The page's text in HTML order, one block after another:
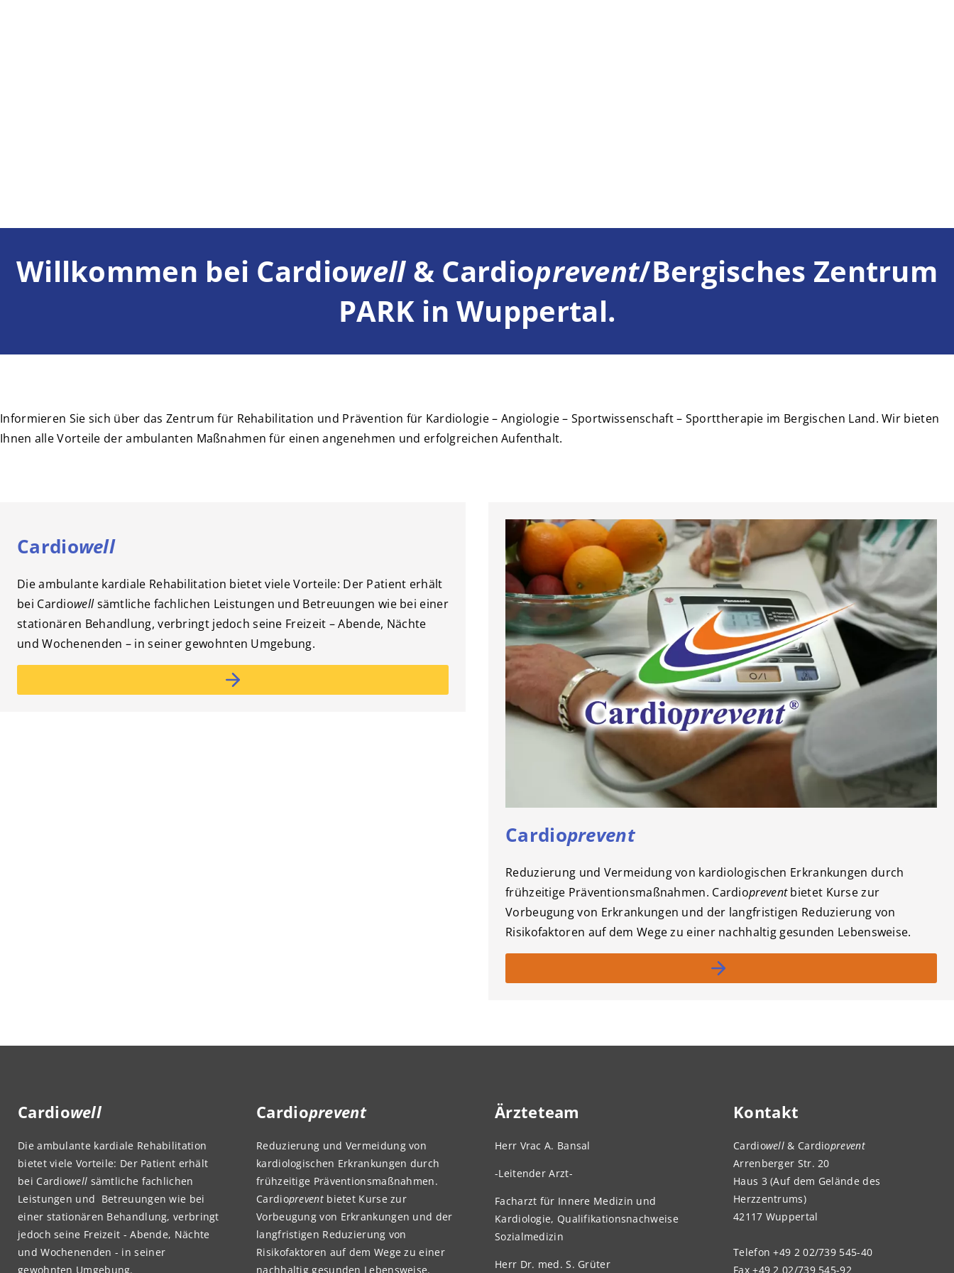
Willkommen bei Cardiowell& Cardioprevent/Bergisches Zentrum
PARK in Wuppertal.
Informieren Sie sich über das Zentrum für Rehabilitation und Prävention für Kardiologie – Angiologie – Sportwissenschaft – Sporttherapie im Bergischen Land. Wir bieten
Ihnen alle Vorteile der ambulanten Maßnahmen für einen angenehmen und erfolgreichen Aufenthalt.
Cardiowell
Die ambulante kardiale Rehabilitation bietet viele Vorteile: Der Patient erhält
bei Cardiowellsämtliche fachlichen Leistungen und Betreuungen wie bei einer
stationären Behandlung, verbringt jedoch seine Freizeit – Abende, Nächte
und Wochenenden – in seiner gewohnten Umgebung.
Cardioprevent
Reduzierung und Vermeidung von kardiologischen Erkrankungen durch
frühzeitige Präventionsmaßnahmen. Cardiopreventbietet Kurse zur
Vorbeugung von Erkrankungen und der langfristigen Reduzierung von
Risikofaktoren auf dem Wege zu einer nachhaltig gesunden Lebensweise.
Cardiowell
Die ambulante kardiale Rehabilitation
bietet viele Vorteile: Der Patient erhält
bei Cardiowell sämtliche fachlichen
Leistungen und Betreuungen wie bei
einer stationären Behandlung, verbringt
jedoch seine Freizeit - Abende, Nächte
und Wochenenden - in seiner
gewohnten Umgebung.
Cardioprevent
Reduzierung und Vermeidung von
kardiologischen Erkrankungen durch
frühzeitige Präventionsmaßnahmen.
Cardiopreventbietet Kurse zur
Vorbeugung von Erkrankungen und der
langfristigen Reduzierung von
Risikofaktoren auf dem Wege zu einer
nachhaltig gesunden Lebensweise.
Ärzteteam
Herr Vrac A. Bansal
-Leitender Arzt-
Facharzt für Innere Medizin und
Kardiologie, Qualifikationsnachweise
Sozialmedizin
Herr Dr. med. S. Grüter
Kontakt
Cardiowell & Cardioprevent
Arrenberger Str. 20
Haus 3 (Auf dem Gelände des
Herzzentrums)
42117 Wuppertal
Telefon +49 2 02/739 545-40
Fax +49 2 02/739 545-92